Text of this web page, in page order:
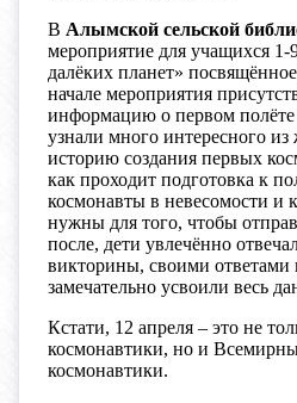
В Алымской сельской
мероприятие для учащихся 1-
далёких планет»
начале мероприятия
информацию о первом полёте
узнали много интересного
историю создания первых
как проходит подготовка к
космонавты в невесомости и
нужны для того, чтобы
после, дети увлечённо
викторины, своими ответами
замечательно усвоили весь
Кстати, 12 апреля – это не
космонавтики, но и
космонавтики.